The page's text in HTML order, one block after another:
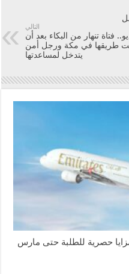
التالي
فتاة تنهار من البكاء بعد أن
طريقها في مكة ورجل أمن
يتدخل لمساعدتها
حصرية للطلبة حتى مارس